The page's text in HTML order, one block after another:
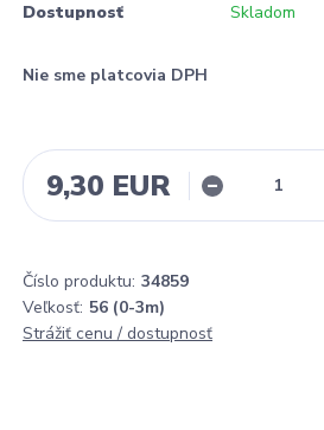
Dostupnosť Skladom
Nie sme platcovia DPH
9,30 EUR
Číslo produktu: 34859
Veľkosť: 56 (0-3m)
Strážiť cenu / dostupnosť